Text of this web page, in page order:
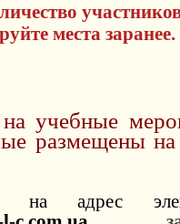
участников
места заранее.
на учебные
размещены
на адрес